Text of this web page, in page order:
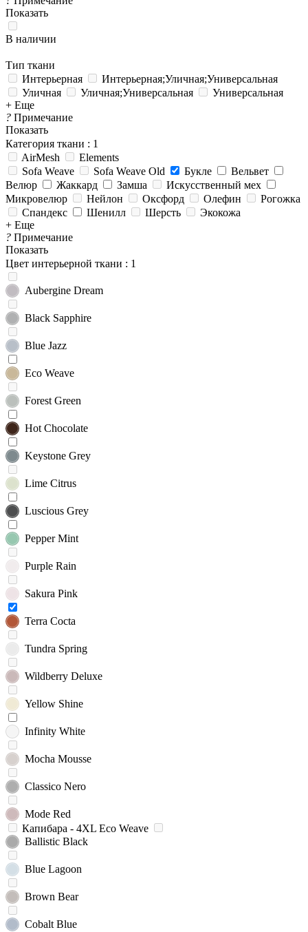
Показать
В наличии
Тип ткани
Интерьерная
Интерьерная;Уличная;Универсальная
Уличная
Уличная;Универсальная
Универсальная
+ Еще
? Примечание
Показать
Категория ткани : 1
AirMesh
Elements
Sofa Weave
Sofa Weave Old Букле
Вельвет
Велюр
Жаккард Замша
Искусственный мех
Микровелюр
Нейлон Оксфорд Олефин
Рогожка
Спандекс
Шенилл Шерсть
Экокожа
+ Еще
? Примечание
Показать
Цвет интерьерной ткани : 1
Aubergine Dream
Black Sapphire
Blue Jazz
Eco Weave
Forest Green
Hot Chocolate
Keystone Grey
Lime Citrus
Luscious Grey
Pepper Mint
Purple Rain
Sakura Pink
Terra Cocta
Tundra Spring
Wildberry Deluxe
Yellow Shine
Infinity White
Mocha Mousse
Classico Nero
Mode Red
Капибара - 4XL Eco Weave
Ballistic Black
Blue Lagoon
Brown Bear
Cobalt Blue